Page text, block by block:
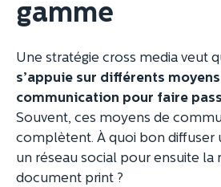
gamme
Une stratégie cross media veut
s’appuie sur différents
communication pour faire
Souvent, ces moyens de
complètent. À quoi bon diffuser
un réseau social pour ensuite la
document print ?